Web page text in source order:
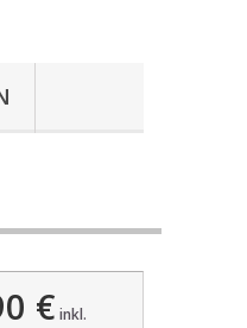
€ inkl.